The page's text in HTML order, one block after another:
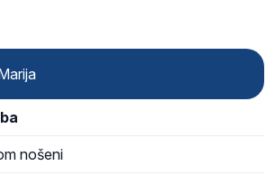
nošeni